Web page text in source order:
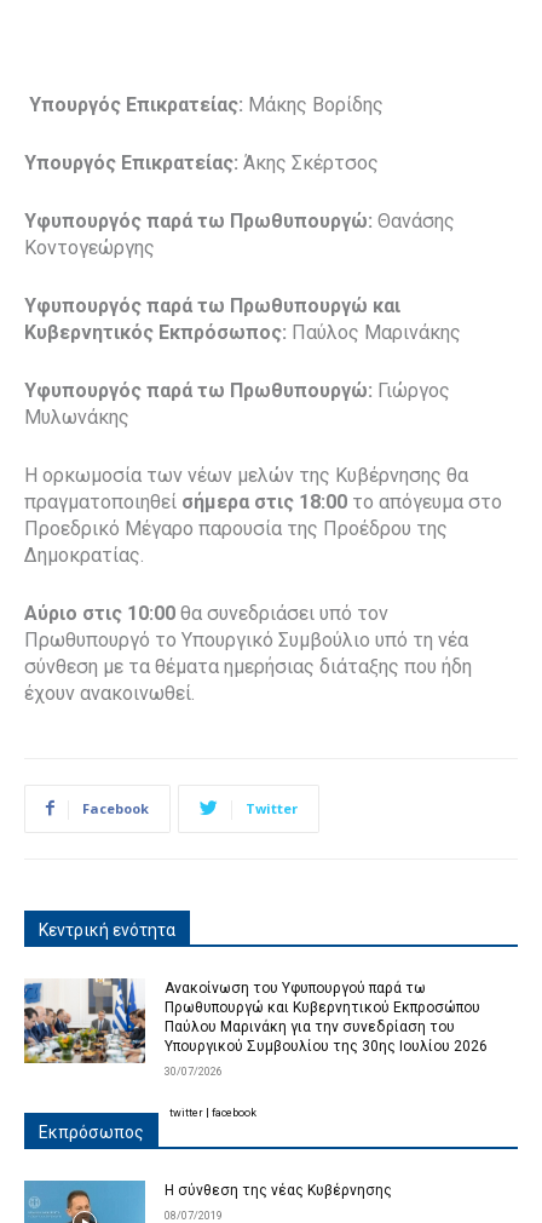
Υπουργός Επικρατείας: Μάκης Βορίδης
Υπουργός Επικρατείας: Άκης Σκέρτσος
Υφυπουργός παρά τω Πρωθυπουργώ: Θανάσης
Κοντογεώργης
Υφυπουργός παρά τω Πρωθυπουργώ και
Κυβερνητικός Εκπρόσωπος: Παύλος Μαρινάκης
Υφυπουργός παρά τω Πρωθυπουργώ: Γιώργος
Μυλωνάκης
Η ορκωμοσία των νέων μελών της Κυβέρνησης θα
πραγματοποιηθεί σήμερα στις 18:00 το απόγευμα στο
Προεδρικό Μέγαρο παρουσία της Προέδρου της
Δημοκρατίας.
Αύριο στις 10:00 θα συνεδριάσει υπό τον
Πρωθυπουργό το Υπουργικό Συμβούλιο υπό τη νέα
σύνθεση με τα θέματα ημερήσιας διάταξης που ήδη
έχουν ανακοινωθεί.
Facebook Twitter
Κεντρική ενότητα
Ανακοίνωση του Υφυπουργού παρά τω
Πρωθυπουργώ και Κυβερνητικού Εκπροσώπου
Παύλου Μαρινάκη για την συνεδρίαση του
Υπουργικού Συμβουλίου της 30ης Ιουλίου 2026
30/07/2026
Εκπρόσωπος
Η σύνθεση της νέας Κυβέρνησης
08/07/2019
twitter facebook